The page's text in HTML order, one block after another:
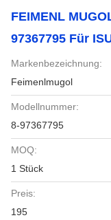
FEIMENL
97367795 Für
Markenbezeichnung:
Feimenlmugol
Modellnummer:
8-97367795
MOQ:
1 Stück
Preis:
195